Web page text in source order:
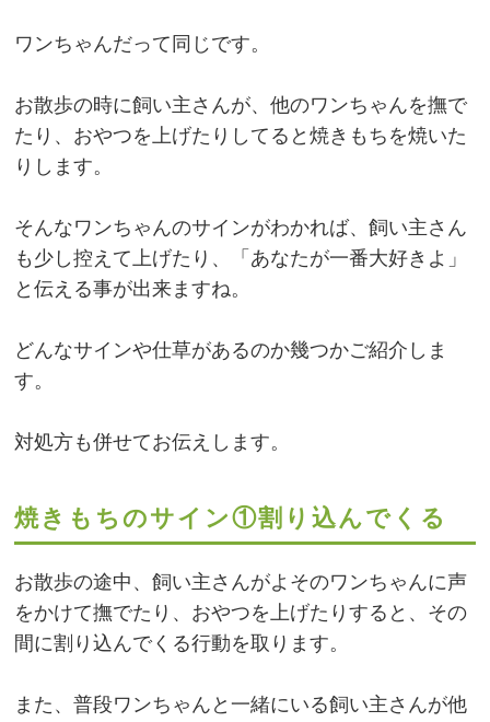
ワンちゃんだって同じです。
お散歩の時に飼い主さんが、他のワンちゃんを撫で
たり、おやつを上げたりしてると焼きもちを焼いた
りします。
そんなワンちゃんのサインがわかれば、飼い主さん
も少し控えて上げたり、「あなたが一番大好きよ」
と伝える事が出来ますね。
どんなサインや仕草があるのか幾つかご紹介しま
す。
対処方も併せてお伝えします。
焼きもちのサイン①割り込んでくる
お散歩の途中、飼い主さんがよそのワンちゃんに声
をかけて撫でたり、おやつを上げたりすると、その
間に割り込んでくる行動を取ります。
また、普段ワンちゃんと一緒にいる飼い主さんが他